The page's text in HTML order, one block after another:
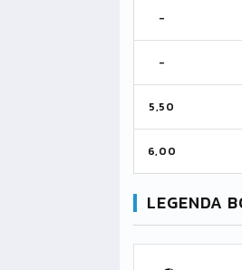
-
-
5,50
6,00
LEGENDA